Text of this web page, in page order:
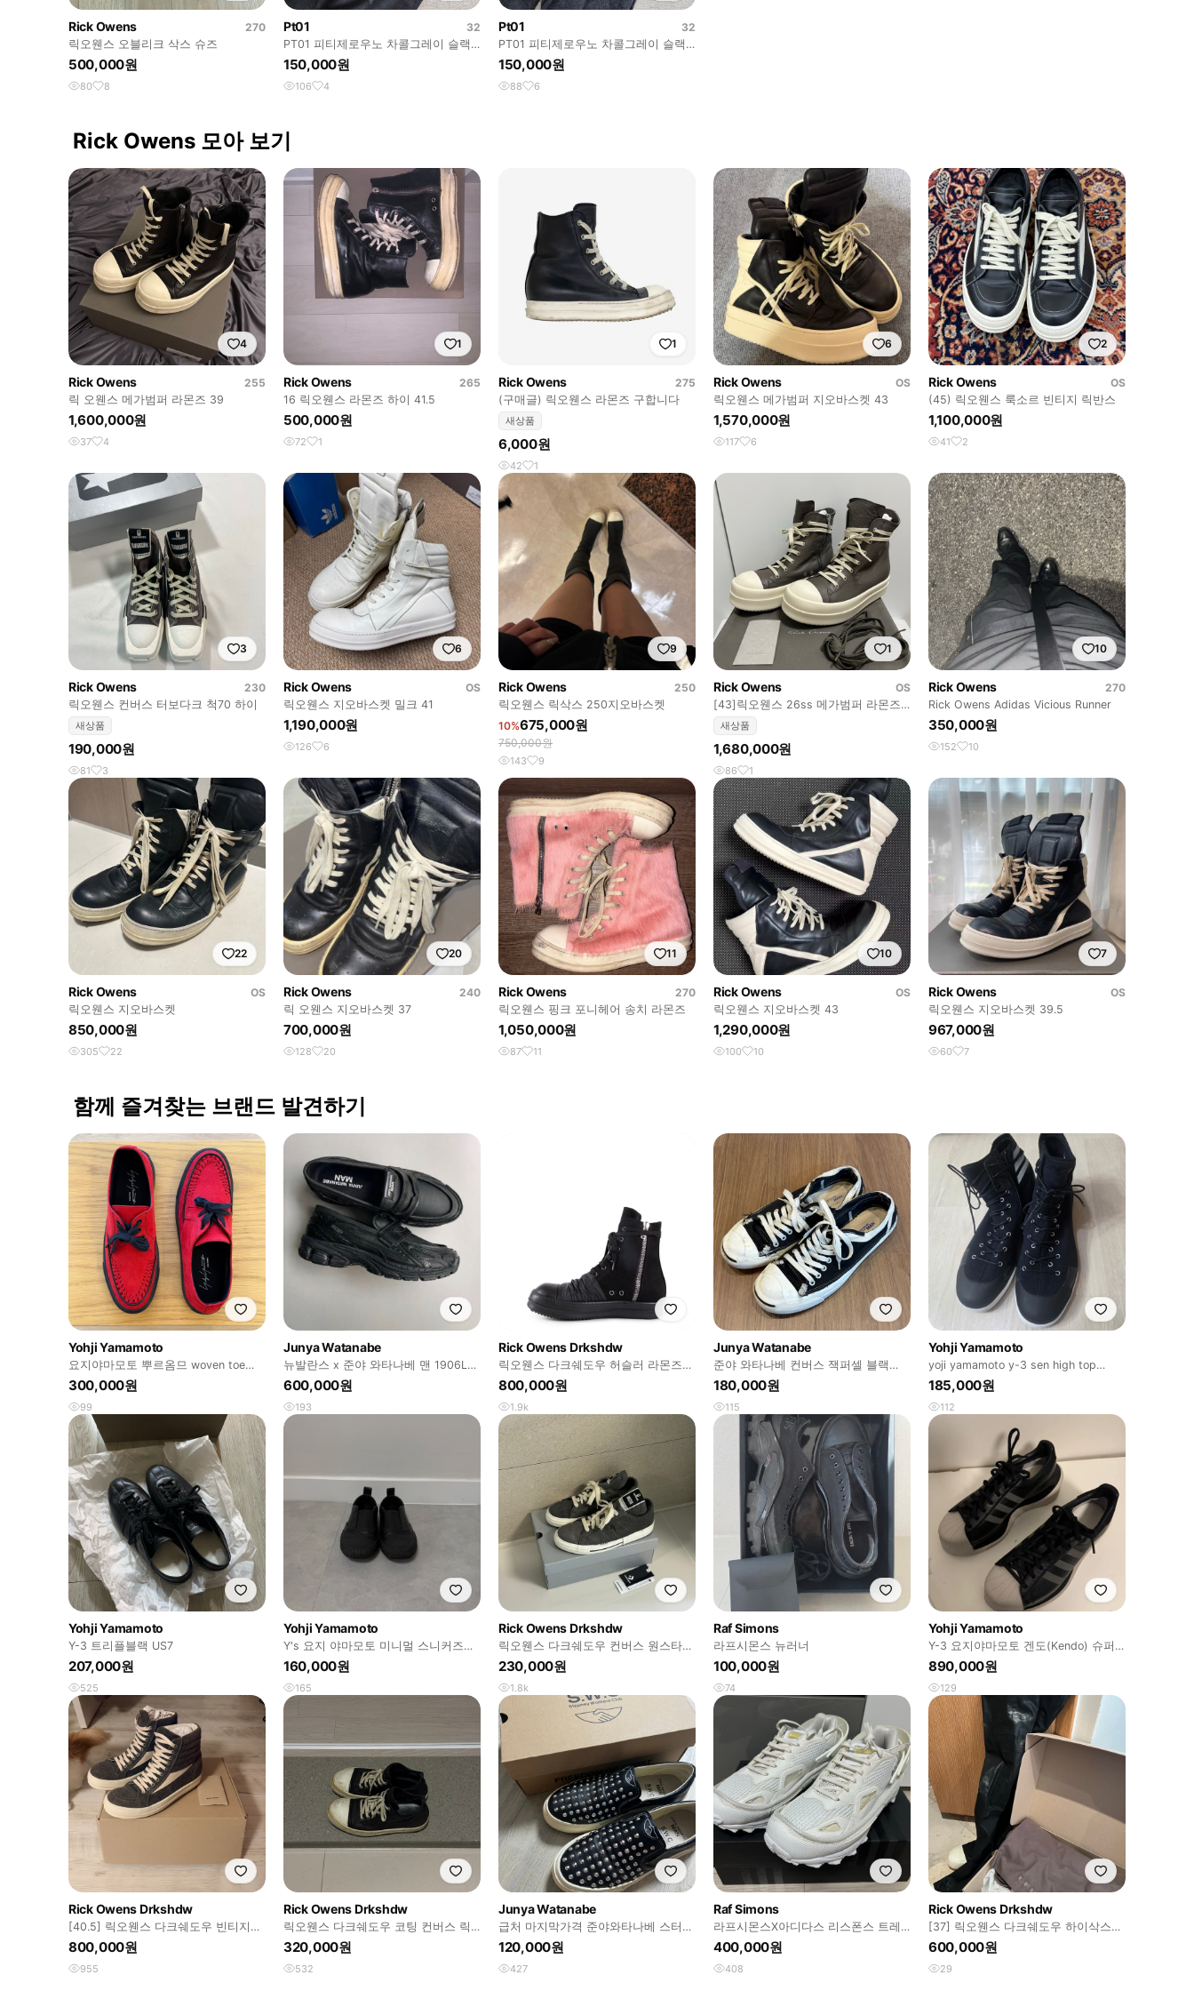
Rick Owens
270
릭오웬스 오블리크 삭스 슈즈
500,000원
80 8
Pt01
32
PT01 피티제로우노 차콜그레이 슬랙
스
150,000원
106 4
Pt01
32
PT01 피티제로우노 차콜그레이 슬랙
스
150,000원
88 6
Rick Owens 모아 보기
4
Rick Owens
255
릭 오웬스 메가범퍼 라몬즈 39
1,600,000원
37 4
1
Rick Owens
265
16 릭오웬스 라몬즈 하이 41.5
500,000원
72 1
1
Rick Owens
275
(구매글) 릭오웬스 라몬즈 구합니다
새상품
6,000원
42 1
6
Rick Owens
OS
릭오웬스 메가범퍼 지오바스켓 43
1,570,000원
117 6
2
Rick Owens
OS
(45) 릭오웬스 룩소르 빈티지 릭반스
1,100,000원
41 2
3
Rick Owens
230
릭오웬스 컨버스 터보다크 척70 하이
새상품
190,000원
81 3
6
Rick Owens
OS
릭오웬스 지오바스켓 밀크 41
1,190,000원
126 6
9
Rick Owens
250
릭오웬스 릭삭스 250지오바스켓
10%675,000원
750,000원
143 9
1
Rick Owens
OS
[43]릭오웬스 26ss 메가범퍼 라몬즈/
더스트 밀크
새상품
1,680,000원
86 1
10
Rick Owens
270
Rick Owens Adidas Vicious Runner
350,000원
152 10
22
Rick Owens
OS
릭오웬스 지오바스켓
850,000원
305 22
20
Rick Owens
240
릭 오웬스 지오바스켓 37
700,000원
128 20
11
Rick Owens
270
릭오웬스 핑크 포니헤어 송치 라몬즈
1,050,000원
87 11
10
Rick Owens
OS
릭오웬스 지오바스켓 43
1,290,000원
100 10
7
Rick Owens
OS
릭오웬스 지오바스켓 39.5
967,000원
60 7
함께 즐겨찾는 브랜드 발견하기
Yohji Yamamoto
요지야마모토 뿌르옴므 woven toe
sneakers
300,000원
99
Junya Watanabe
뉴발란스 x 준야 와타나베 맨 1906L
블랙 / 280
600,000원
193
Rick Owens Drkshdw
릭오웬스 다크쉐도우 허슬러 라몬즈
하이 41
800,000원
1.9k
Junya Watanabe
준야 와타나베 컨버스 잭퍼셀 블랙
280
180,000원
115
Yohji Yamamoto
yoji yamamoto y-3 sen high top
sneakers
185,000원
112
Yohji Yamamoto
Y-3 트리플블랙 US7
207,000원
525
Yohji Yamamoto
Y's 요지 야마모토 미니멀 스니커즈
36 블랙
160,000원
165
Rick Owens Drkshdw
릭오웬스 다크쉐도우 컨버스 원스타
다크 더스트
230,000원
1.8k
Raf Simons
라프시몬스 뉴러너
100,000원
74
Yohji Yamamoto
Y-3 요지야마모토 겐도(Kendo) 슈퍼
스타 (270mm)
890,000원
129
Rick Owens Drkshdw
[40.5] 릭오웬스 다크쉐도우 빈티지하
이 스니크 신발
800,000원
955
Rick Owens Drkshdw
릭오웬스 다크쉐도우 코팅 컨버스 릭
컨
320,000원
532
Junya Watanabe
급처 마지막가격 준야와타나베 스터드
슬립온 260
120,000원
427
Raf Simons
라프시몬스X아디다스 리스폰스 트레
일 화이트 거의 새것(260)
400,000원
408
Rick Owens Drkshdw
[37] 릭오웬스 다크쉐도우 하이삭스
스니커즈 릭삭스
600,000원
29